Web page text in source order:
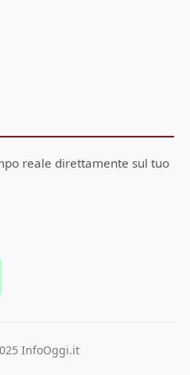
reale direttamente sul tuo
InfoOggi.it